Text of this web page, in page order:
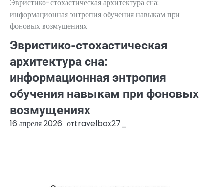
Эвристико-стохастическая архитектура сна:
информационная энтропия обучения навыкам при
фоновых возмущениях
Эвристико-стохастическая
архитектура сна:
информационная энтропия
обучения навыкам при фоновых
возмущениях
16 апреля 2026 отtravelbox27_